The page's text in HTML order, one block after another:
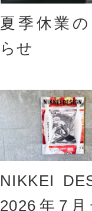
夏季休業
らせ
NIKKEI
2026年7月